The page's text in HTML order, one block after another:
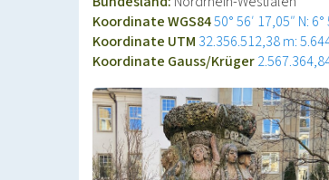
Koordinate WGS8450° 56′ 17,05″ N:
Koordinate UTM 32.356.512,38 m:
Koordinate Gauss/Krüger